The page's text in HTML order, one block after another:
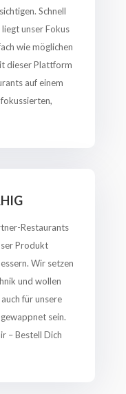
Schnell
liegt unser Fokus
wie möglichen
dieser Plattform
auf einem
Restaurants
Produkt
Wir setzen
und wollen
für unsere
sein.
– Bestell Dich